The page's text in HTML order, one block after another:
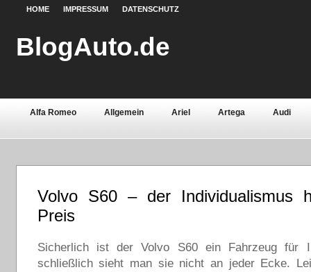
HOME IMPRESSUM DATENSCHUTZ
BlogAuto.de
Alfa Romeo Allgemein Ariel Artega Audi
Chevrolet Chrysler Citroën Continental Dacia
Lamborghini Lancia Land Rover Lotus Mazda
Volvo S60 – der Individualismus
Preis
Sicherlich ist der Volvo S60 ein Fahrzeug für
schließlich sieht man sie nicht an jeder Ecke.